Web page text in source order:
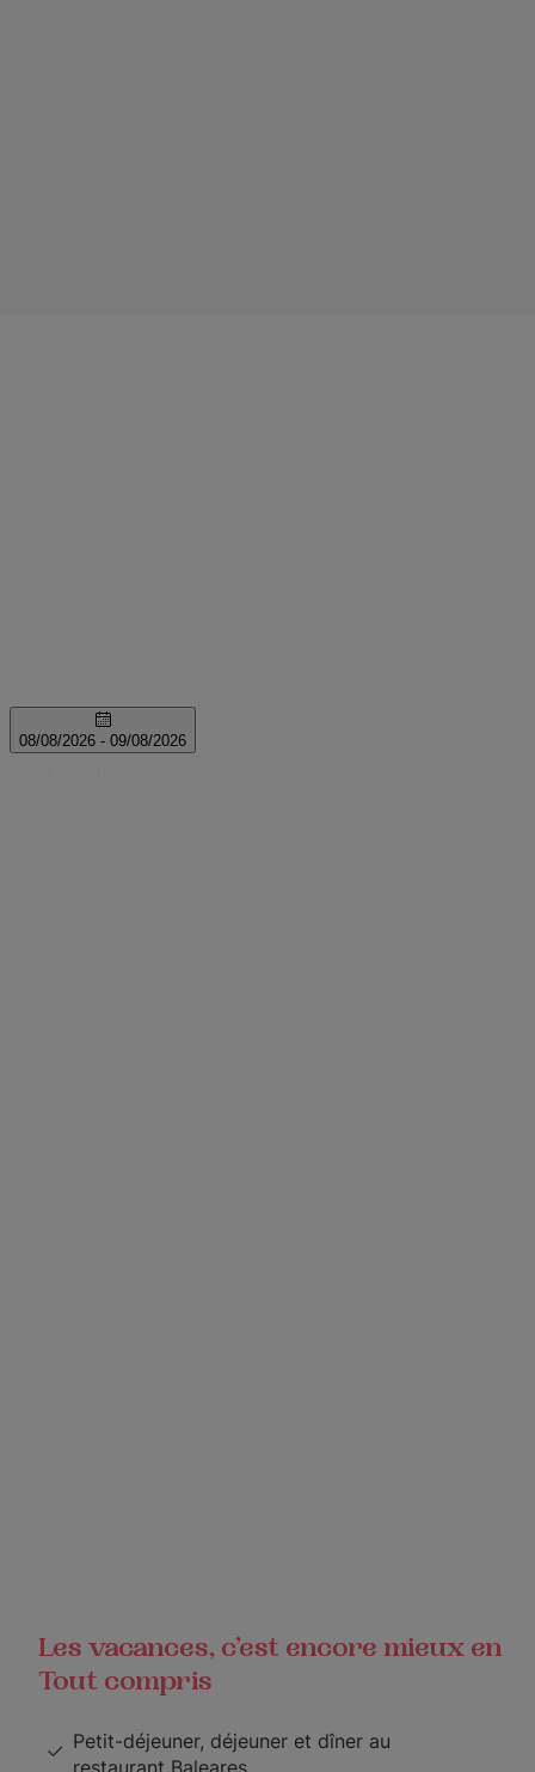
Les vacances, c’est encore mieux en
Tout compris
Petit-déjeuner, déjeuner et dîner au
restaurant Baleares